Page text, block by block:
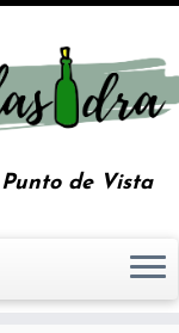
de Vista